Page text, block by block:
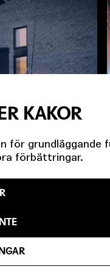
KAKOR
för
förbättringar.